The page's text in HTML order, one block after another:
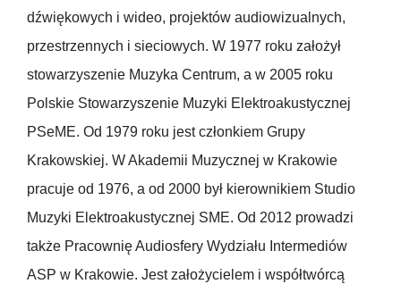
dźwiękowych i wideo, projektów audiowizualnych,
przestrzennych i sieciowych. W 1977 roku założył
stowarzyszenie Muzyka Centrum, a w 2005 roku
Polskie Stowarzyszenie Muzyki Elektroakustycznej
PSeME. Od 1979 roku jest członkiem Grupy
Krakowskiej. W Akademii Muzycznej w Krakowie
pracuje od 1976, a od 2000 był kierownikiem Studio
Muzyki Elektroakustycznej SME. Od 2012 prowadzi
także Pracownię Audiosfery Wydziału Intermediów
ASP w Krakowie. Jest założycielem i współtwórcą